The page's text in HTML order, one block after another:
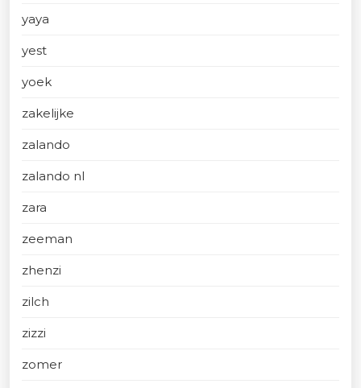
yaya
yest
yoek
zakelijke
zalando
zalando nl
zara
zeeman
zhenzi
zilch
zizzi
zomer